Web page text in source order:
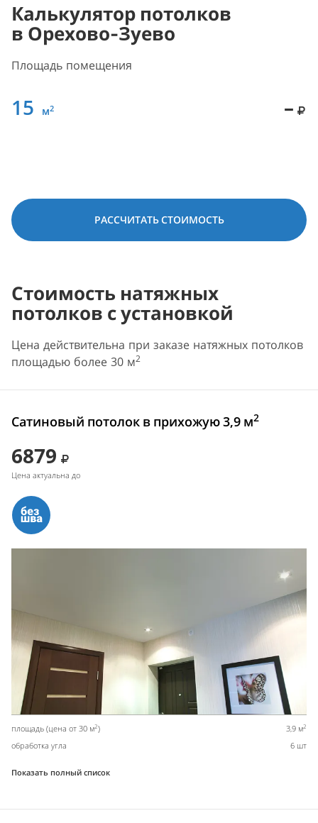
Калькулятор потолков
в Орехово-Зуево
Площадь помещения
15 м2 –
РАССЧИТАТЬ СТОИМОСТЬ
Стоимость натяжных
потолков с установкой
Цена действительна при заказе натяжных потолков
площадью более 30 м2
Сатиновый потолок в прихожую 3,9 м2
6879
Цена актуальна до
площадь (цена от 30 м2) 3,9 м2
обработка угла 6 шт
Показать полный список